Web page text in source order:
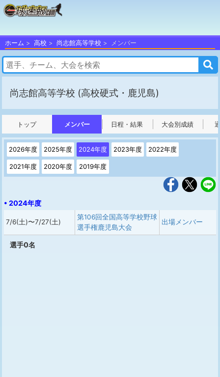
ホーム 高校 尚志館高等学校 メンバー
尚志館高等学校 (高校硬式・鹿児島)
トップ メンバー 日程・結果 大会別成績
2026年度 2025年度 2024年度 2023年度 2022年度
2021年度 2020年度 2019年度
• 2024年度
7/6(土)〜7/27(土)
第106回全国高等学校野球
選手権鹿児島大会
出場メンバー
選手0名